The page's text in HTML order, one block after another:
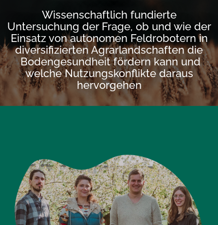
Wissenschaftlich fundierte
Untersuchung der Frage, ob und wie der
Einsatz von autonomen Feldrobotern in
diversifizierten Agrarlandschaften die
Bodengesundheit fördern kann und
welche Nutzungskonflikte daraus
hervorgehen